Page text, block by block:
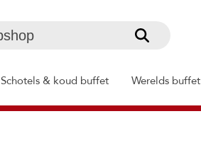
Schotels & koud buffet Werelds buffet